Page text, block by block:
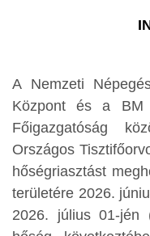
A Nemzeti
Központ és a BM
Főigazgatóság
Országos
hőségriasztást
területére 2026.
2026. július 01-jén